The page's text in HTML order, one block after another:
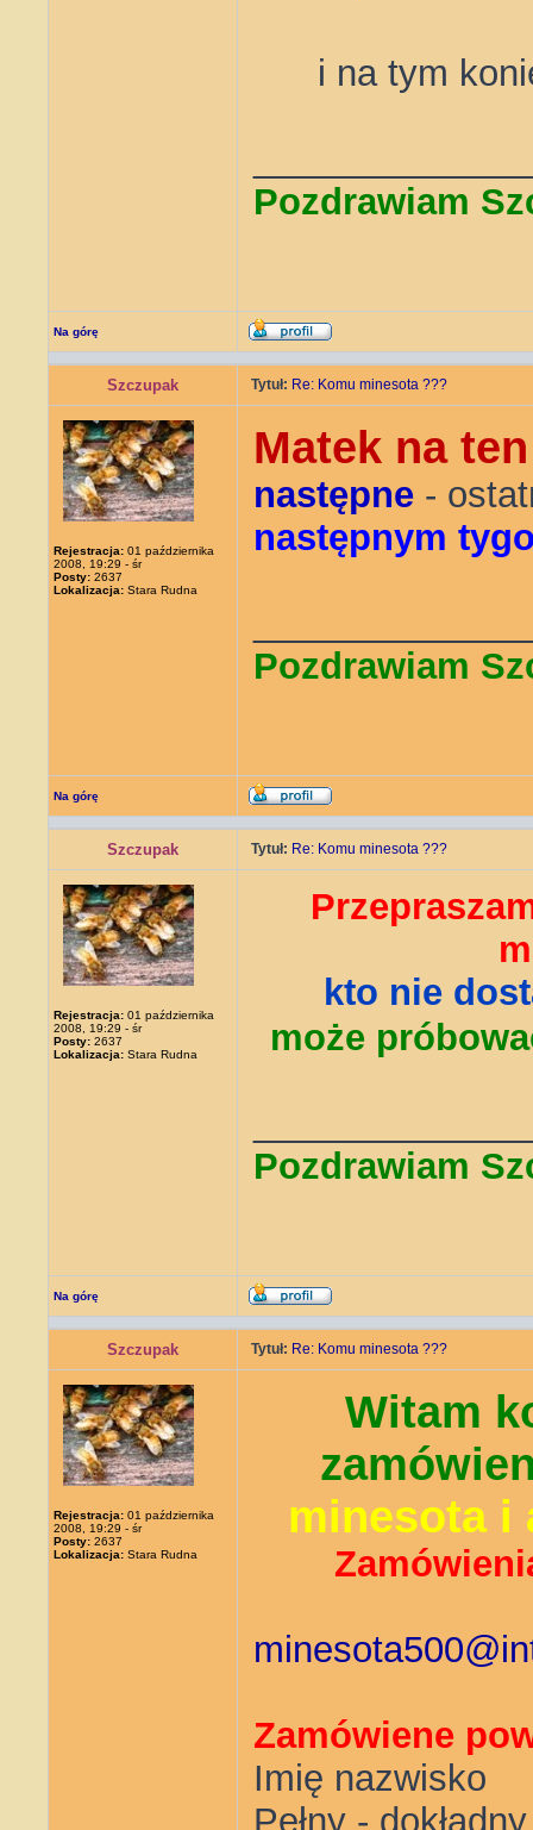
i na tym
Pozdrawiam
Na górę
Szczupak Tytuł: Re: Komu minesota ???
Rejestracja: 01 października
2008, 19:29 - śr
Posty: 2637
Lokalizacja: Stara Rudna
Matek na
następne -
następnym
Pozdrawiam
Na górę
Szczupak Tytuł: Re: Komu minesota ???
Rejestracja: 01 października
2008, 19:29 - śr
Posty: 2637
Lokalizacja: Stara Rudna
kto nie
może
Pozdrawiam
Na górę
Szczupak Tytuł: Re: Komu minesota ???
Rejestracja: 01 października
2008, 19:29 - śr
Posty: 2637
Lokalizacja: Stara Rudna
Witam
minesota i
Zamówiene
Imię nazwisko
Pełny -